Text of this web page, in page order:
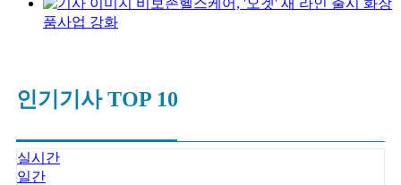
비보존헬스케어, '오겟' 새 라인 출시 화장
품사업 강화
인기기사 TOP 10
실시간
일간